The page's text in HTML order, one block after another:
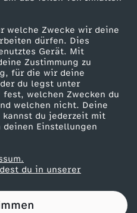
welche Zwecke wir deine
dürfen. Dies
Gerät. Mit
Zustimmung zu
für die wir deine
du legst unter
welchen Zwecken du
welchen nicht. Deine
kannst du jederzeit mit
Einstellungen
du in unserer